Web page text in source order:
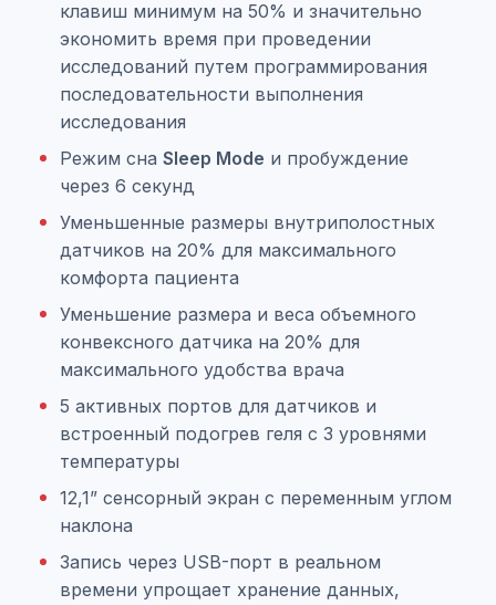
клавиш минимум на 50% и значительно
экономить время при проведении
исследований путем программирования
последовательности выполнения
исследования
Режим сна Sleep Mode и пробуждение
через 6 секунд
Уменьшенные размеры внутриполостных
датчиков на 20% для максимального
комфорта пациента
Уменьшение размера и веса объемного
конвексного датчика на 20% для
максимального удобства врача
5 активных портов для датчиков и
встроенный подогрев геля с 3 уровнями
температуры
12,1” сенсорный экран с переменным углом
наклона
Запись через USB-порт в реальном
времени упрощает хранение данных,